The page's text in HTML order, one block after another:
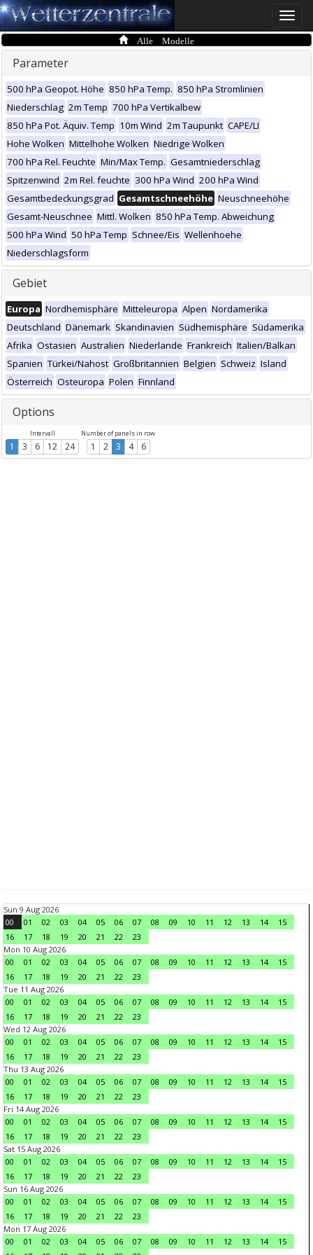
Toggle
Alle Modelle
Parameter
500 hPa Geopot. Höhe 850 hPa Temp. 850 hPa Stromlinien
Niederschlag 2m Temp 700 hPa Vertikalbew
850 hPa Pot. Äquiv. Temp 10m Wind 2m Taupunkt CAPE/LI
Hohe Wolken Mittelhohe Wolken Niedrige Wolken
700 hPa Rel. Feuchte Min/Max Temp. Gesamtniederschlag
Spitzenwind 2m Rel. feuchte 300 hPa Wind 200 hPa Wind
Gesamtbedeckungsgrad Gesamtschneehöhe Neuschneehöhe
Gesamt-Neuschnee Mittl. Wolken 850 hPa Temp. Abweichung
500 hPa Wind 50 hPa Temp Schnee/Eis Wellenhoehe
Niederschlagsform
Gebiet
Europa Nordhemisphäre Mitteleuropa Alpen Nordamerika
Deutschland Dänemark Skandinavien Südhemisphäre Südamerika
Afrika Ostasien Australien Niederlande Frankreich Italien/Balkan
Spanien Türkei/Nahost Großbritannien Belgien Schweiz Island
Österreich Osteuropa Polen Finnland
Options
Intervall
1 3 6 12 24
Number of panels in row
1 2 3 4 6
Sun 9 Aug 2026
00
01 02 03 04 05 06 07 08 09 10 11 12 13 14
15
16
17 18 19 20 21 22
23
Mon 10 Aug 2026
00
01 02 03 04 05 06 07 08 09 10 11 12 13 14
15
16
17 18 19 20 21 22
23
Tue 11 Aug 2026
00
01 02 03 04 05 06 07 08 09 10 11 12 13 14
15
16
17 18 19 20 21 22
23
Wed 12 Aug 2026
00
01 02 03 04 05 06 07 08 09 10 11 12 13 14
15
16
17 18 19 20 21 22
23
Thu 13 Aug 2026
00
01 02 03 04 05 06 07 08 09 10 11 12 13 14
15
16
17 18 19 20 21 22
23
Fri 14 Aug 2026
00
01 02 03 04 05 06 07 08 09 10 11 12 13 14
15
16
17 18 19 20 21 22
23
Sat 15 Aug 2026
00
01 02 03 04 05 06 07 08 09 10 11 12 13 14
15
16
17 18 19 20 21 22
23
Sun 16 Aug 2026
00
01 02 03 04 05 06 07 08 09 10 11 12 13 14
15
16
17 18 19 20 21 22
23
Mon 17 Aug 2026
00
01 02 03 04 05 06 07 08 09 10 11 12 13 14
15